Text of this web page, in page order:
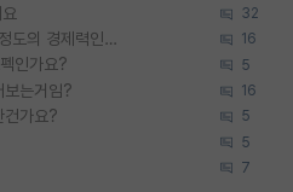
32
박사진학하기에 2억은 괜찮은 (?) 정도의 경제력인가요 16
인가요? 5
는거임? 16
건가요? 5
5
7